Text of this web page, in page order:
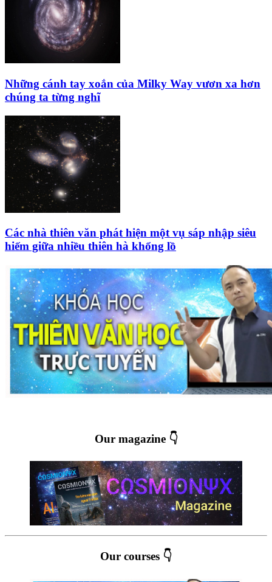
Những cánh tay xoắn của Milky Way vươn xa hơn
chúng ta từng nghĩ
Các nhà thiên văn phát hiện một vụ sáp nhập siêu
hiếm giữa nhiều thiên hà khổng lồ
Our magazine 👇
Our courses 👇